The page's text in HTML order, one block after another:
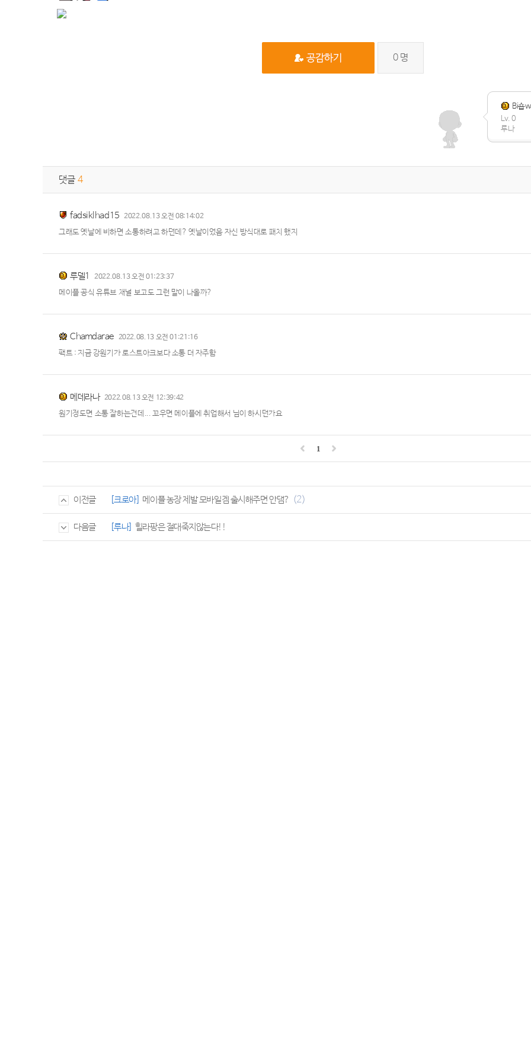
0명
Bi숍
Lv. 0
루나
댓글 4
fadsiklhad15 2022.08.13 오전 08:14:02
그래도 옛날에 비하면 소통하려고 하던데? 옛날이었음 자신 방식대로 패치 했지
루델1 2022.08.13 오전 01:23:37
메이플 공식 유튜브 채널 보고도 그런 말이 나올까?
Chamdarae 2022.08.13 오전 01:21:16
팩트 : 지금 강원기가 로스트아크보다 소통 더 자주함
메데라나 2022.08.13 오전 12:39:42
원기정도면 소통 잘하는건데... 꼬우면 메이플에 취업해서 님이 하시던가요
1
이전글 [크로아] 메이플 농장 제발 모바일겜 출시해주면 안댐? (2)
다음글 [루나] 힐라팡은 절대죽지않는다!!